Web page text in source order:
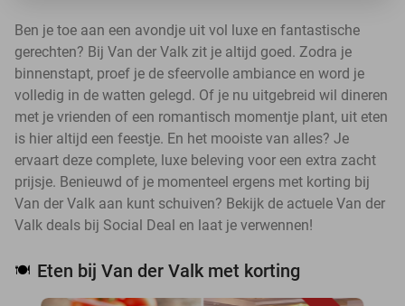
Ben je toe aan een avondje uit vol luxe en fantastische
gerechten? Bij Van der Valk zit je altijd goed. Zodra je
binnenstapt, proef je de sfeervolle ambiance en word je
volledig in de watten gelegd. Of je nu uitgebreid wil dineren
met je vrienden of een romantisch momentje plant, uit eten
is hier altijd een feestje. En het mooiste van alles? Je
ervaart deze complete, luxe beleving voor een extra zacht
prijsje. Benieuwd of je momenteel ergens met korting bij
Van der Valk aan kunt schuiven? Bekijk de actuele Van der
Valk deals bij Social Deal en laat je verwennen!
🍽️ Eten bij Van der Valk met korting